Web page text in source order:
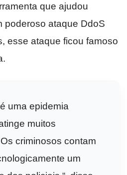
que ajudou
poderoso ataque DdoS
esse ataque ficou famoso
uma epidemia
muitos
criminosos contam
um